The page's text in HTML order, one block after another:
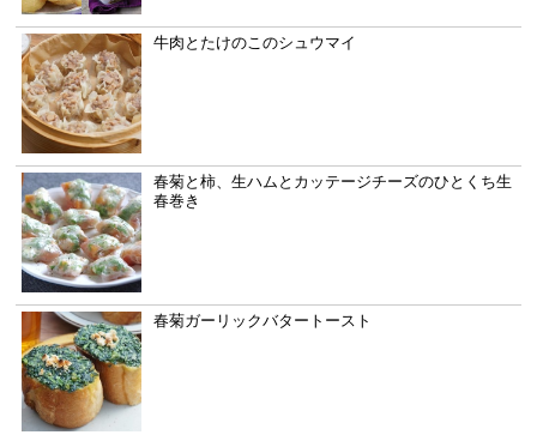
牛肉とたけのこのシュウマイ
春菊と柿、生ハムとカッテージチーズのひとくち生
春巻き
春菊ガーリックバタートースト